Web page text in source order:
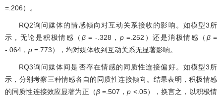
=.206）。
RQ2询问媒体的情感倾向对互动关系接收的影响。如模型3所
示，无论是积极情感（ β= -.328， p=.252）还是消极情感（ β=
-.064， p =.773），均对媒体收到互动关系无显著影响。
RQ3询问媒体间是否存在情感的同质性连接偏好。如模型3所
示，分别考察三种情感各自的同质性连接倾向。结果表明，积极情感
的同质性连接效应显著为正（β=.507，p <.05），换言之，以积极情